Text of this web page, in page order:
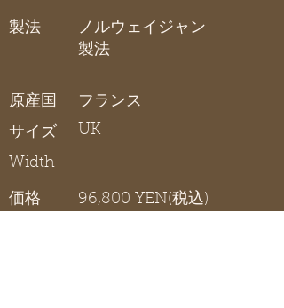
製法
ノルウェイジャン
製法
原産国
サイズ
Width
フランス
UK
価格 96,800 YEN(税込)